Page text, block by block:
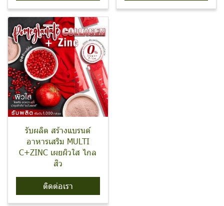
รับผลิต สร้างแบรนด์
อาหารเสริม MULTI
C+ZINC เผยผิวใส ไกล
สิว
ติดต่อเรา